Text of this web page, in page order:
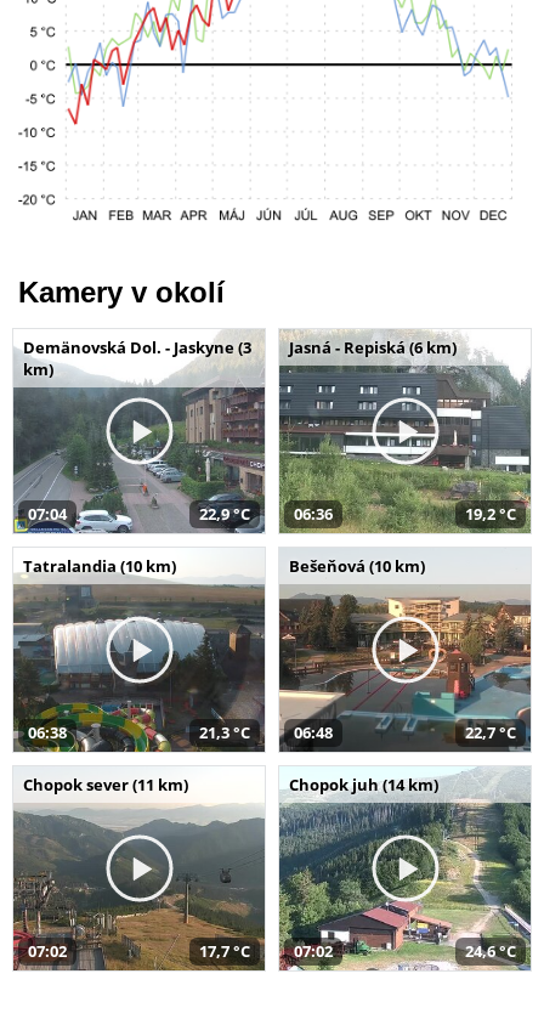
Kamery v okolí
Demänovská Dol. - Jaskyne (3
km)
07:04 22,9 °C
Jasná - Repiská (6 km)
06:36 19,2 °C
Tatralandia (10 km)
06:38 21,3 °C
Bešeňová (10 km)
06:48 22,7 °C
Chopok sever (11 km)
07:02 17,7 °C
Chopok juh (14 km)
07:02 24,6 °C